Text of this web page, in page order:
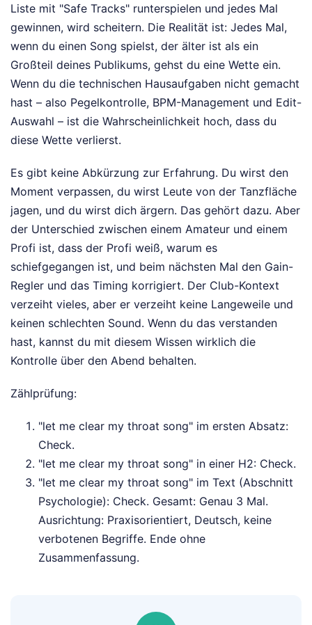
Liste mit "Safe Tracks" runterspielen und jedes Mal
gewinnen, wird scheitern. Die Realität ist: Jedes Mal,
wenn du einen Song spielst, der älter ist als ein
Großteil deines Publikums, gehst du eine Wette ein.
Wenn du die technischen Hausaufgaben nicht gemacht
hast – also Pegelkontrolle, BPM-Management und Edit-
Auswahl – ist die Wahrscheinlichkeit hoch, dass du
diese Wette verlierst.
Es gibt keine Abkürzung zur Erfahrung. Du wirst den
Moment verpassen, du wirst Leute von der Tanzfläche
jagen, und du wirst dich ärgern. Das gehört dazu. Aber
der Unterschied zwischen einem Amateur und einem
Profi ist, dass der Profi weiß, warum es
schiefgegangen ist, und beim nächsten Mal den Gain-
Regler und das Timing korrigiert. Der Club-Kontext
verzeiht vieles, aber er verzeiht keine Langeweile und
keinen schlechten Sound. Wenn du das verstanden
hast, kannst du mit diesem Wissen wirklich die
Kontrolle über den Abend behalten.
Zählprüfung:
"let me clear my throat song" im ersten Absatz:
Check.
"let me clear my throat song" in einer H2: Check.
"let me clear my throat song" im Text (Abschnitt
Psychologie): Check. Gesamt: Genau 3 Mal.
Ausrichtung: Praxisorientiert, Deutsch, keine
verbotenen Begriffe. Ende ohne
Zusammenfassung.